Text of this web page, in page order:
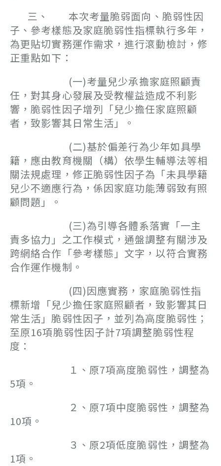
三、 本次考量脆弱面向、脆弱性因
子、參考樣態及家庭脆弱性指標執行多年，
為更貼切實務運作需求，進行滾動檢討，修
正重點如下：
(一)考量兒少承擔家庭照顧責
任，對其身心發展及受教權益造成不利影
響，脆弱性因子增列「兒少擔任家庭照顧
者，致影響其日常生活」。
(二)基於偏差行為少年如具學
籍，應由教育機關（構）依學生輔導法等相
關法規處理，修正脆弱性因子為「未具學籍
兒少不適應行為，係因家庭功能薄弱致有照
顧問題」。
(三)為引導各體系落實「一主
責多協力」之工作模式，通盤調整有關涉及
跨網絡合作「參考樣態」文字，以符合實務
合作運作機制。
(四)因應實務，家庭脆弱性指
標新增「兒少擔任家庭照顧者，致影響其日
常生活」脆弱性因子，並列為高度脆弱性；
至原16項脆弱性因子計7項調整脆弱性程
度：
１、原7項高度脆弱性，調整為
5項。
２、原7項中度脆弱性，調整為
10項。
３、原2項低度脆弱性，調整為
1項。